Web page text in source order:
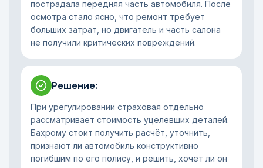
пострадала передняя часть автомобиля. После
осмотра стало ясно, что ремонт требует
больших затрат, но двигатель и часть салона
не получили критических повреждений.
Решение:
При урегулировании страховая отдельно
рассматривает стоимость уцелевших деталей.
Бахрому стоит получить расчёт, уточнить,
признают ли автомобиль конструктивно
погибшим по его полису, и решить, хочет ли он